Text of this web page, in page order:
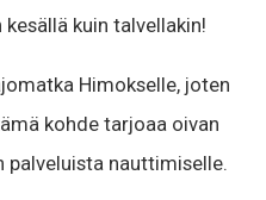
kuin talvellakin!
Himokselle, joten
kohde tarjoaa oivan
palveluista nauttimiselle.